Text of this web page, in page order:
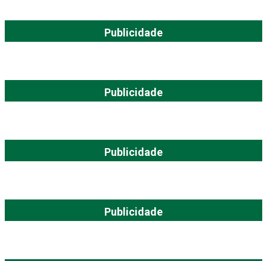
Publicidade
Publicidade
Publicidade
Publicidade